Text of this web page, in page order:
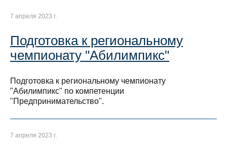
7 апреля 2023 г.
Подготовка к региональному
чемпионату "Абилимпикс"
Подготовка к региональному чемпионату
"Абилимпикс" по компетенции
"Предпринимательство".
7 апреля 2023 г.